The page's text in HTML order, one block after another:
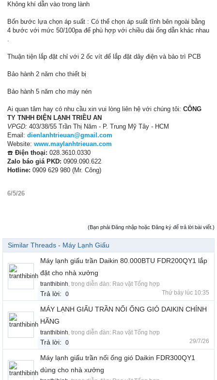
Không khí dẫn vào trong lành
Bốn bước lựa chọn áp suất : Có thể chọn áp suất tĩnh bên ngoài bằng
4 bước với mức 50/100pa để phù hợp với chiều dài ống dẫn khác nhau
.
Thuận tiện lắp đặt chỉ với 2 ốc vít để lắp đặt dây điện và bảo trì PCB
Bảo hành 2 năm cho thiết bị
Bảo hành 5 năm cho máy nén
Ai quan tâm hay có nhu cầu xin vui lòng liên hệ với chúng tôi: CÔNG
TY TNHH ĐIỆN LẠNH TRIỀU AN
VPGD: 403/38/55 Trần Thị Năm - P. Trung Mỹ Tây - HCM
Email: dienlanhtrieuan@gmail.com
Website: www.maylanhtrieuan.com
☎️ Điện thoại: 028.3610.0330
Zalo báo giá PKD: 0909.090.622
Hotline: 0909 629 980 (Mr. Công)
6/5/26
(Bạn phải Đăng nhập hoặc Đăng ký để trả lời bài viết.)
Similar Threads - Máy Lạnh Giấu
Máy lạnh giấu trần Daikin 80.000BTU FDR200QY1 lắp
đặt cho nhà xưởng
tranthibinh, trong diễn đàn: Rao vặt Tổng hợp
Trả lời: 0 Thứ bảy lúc 10:35
MÁY LẠNH GIẤU TRẦN NỐI ỐNG GIÓ DAIKIN CHÍNH
HÃNG
tranthibinh, trong diễn đàn: Rao vặt Tổng hợp
Trả lời: 0 29/7/26
Máy lạnh giấu trần nối ống gió Daikin FDR300QY1
dùng cho nhà xưởng